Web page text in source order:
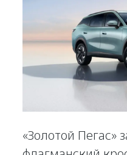
«Золотой Пегас»